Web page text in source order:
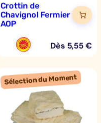
Crottin de
Chavignol Fermier
AOP
Dès 5,55€